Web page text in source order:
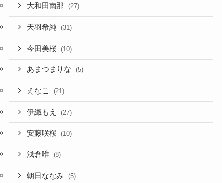
大和田南那 (27)
天羽希純 (31)
今田美桜 (10)
あまつまりな (5)
えなこ (21)
伊織もえ (27)
安藤咲桜 (10)
浅倉唯 (8)
朝日ななみ (5)